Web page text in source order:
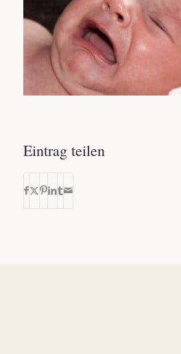
Eintrag teilen